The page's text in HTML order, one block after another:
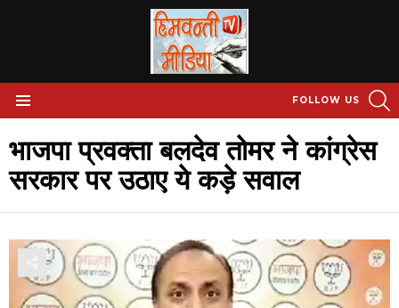
FOLLOW US
भाजपा प्रवक्ता बलदेव तोमर ने कांग्रेस
सरकार पर उठाए ये कड़े सवाल